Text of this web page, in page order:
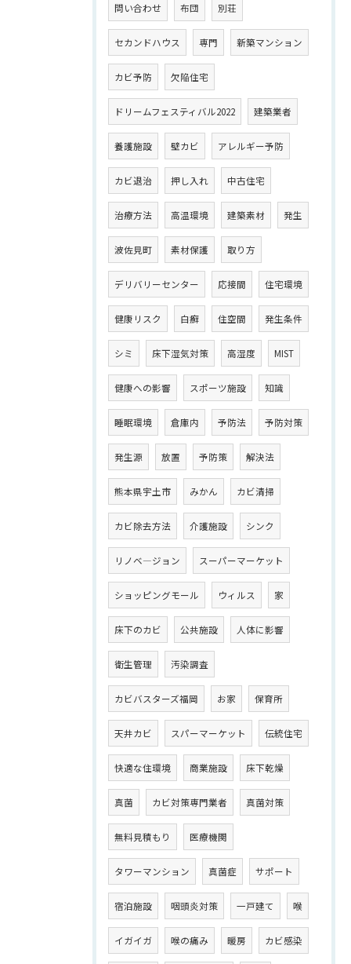
問い合わせ 布団 別荘
セカンドハウス 専門 新築マンション
カビ予防 欠陥住宅
ドリームフェスティバル2022 建築業者
養護施設 壁カビ アレルギー予防
カビ退治 押し入れ 中古住宅
治療方法 高温環境 建築素材 発生
波佐見町 素材保護 取り方
デリバリーセンター 応接間 住宅環境
健康リスク 白癬 住空間 発生条件
シミ 床下湿気対策 高湿度 MIST
健康への影響 スポーツ施設 知識
睡眠環境 倉庫内 予防法 予防対策
発生源 放置 予防策 解決法
熊本県宇土市 みかん カビ清掃
カビ除去方法 介護施設 シンク
リノベ―ジョン スーパーマーケット
ショッピングモール ウィルス 家
床下のカビ 公共施設 人体に影響
衛生管理 汚染調査
カビバスターズ福岡 お家 保育所
天井カビ スパーマーケット 伝統住宅
快適な住環境 商業施設 床下乾燥
真菌 カビ対策専門業者 真菌対策
無料見積もり 医療機関
タワーマンション 真菌症 サポート
宿泊施設 咽頭炎対策 一戸建て 喉
イガイガ 喉の痛み 暖房 カビ感染